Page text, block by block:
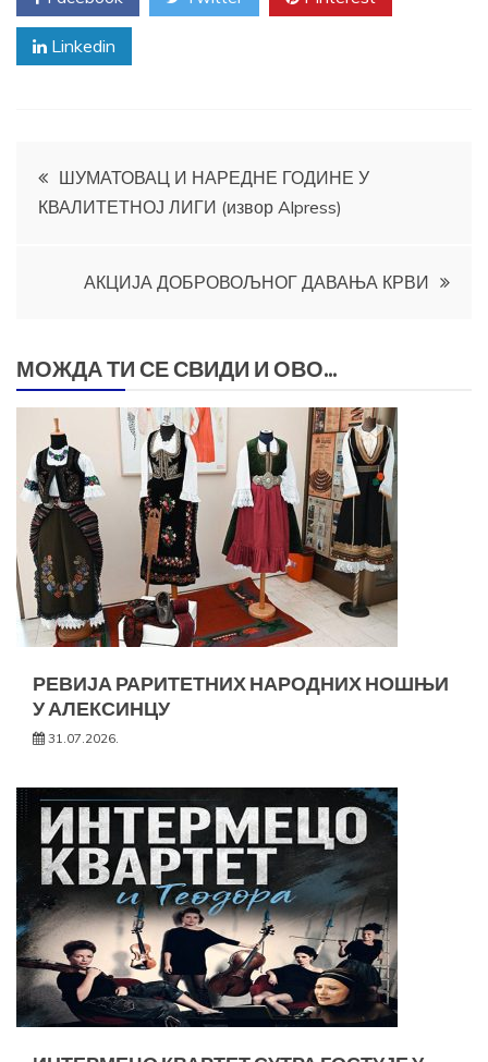
Linkedin
Кретање
чланка
ШУМАТОВАЦ И НАРЕДНЕ ГОДИНЕ У
КВАЛИТЕТНОЈ ЛИГИ (извор Alpress)
АКЦИЈА ДОБРОВОЉНОГ ДАВАЊА КРВИ
МОЖДА ТИ СЕ СВИДИ И ОВО...
РЕВИЈА РАРИТЕТНИХ НАРОДНИХ НОШЊИ
У АЛЕКСИНЦУ
31.07.2026.